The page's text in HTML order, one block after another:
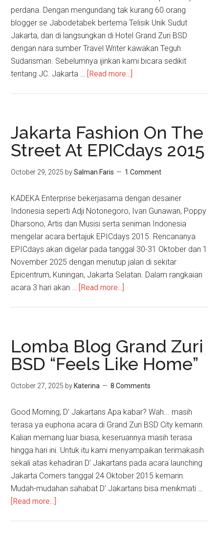
perdana. Dengan mengundang tak kurang 60 orang
blogger se Jabodetabek bertema Telisik Unik Sudut
Jakarta, dan di langsungkan di Hotel Grand Zuri BSD
dengan nara sumber Travel Writer kawakan Teguh
Sudarisman. Sebelumnya ijinkan kami bicara sedikit
tentang JC. Jakarta … [Read more...]
Jakarta Fashion On The
Street At EPICdays 2015
October 29, 2025 bySalman Faris 1 Comment
KADEKA Enterprise bekerjasama dengan desainer
Indonesia seperti Adji Notonegoro, Ivan Gunawan, Poppy
Dharsono, Artis dan Musisi serta seniman Indonesia
mengelar acara bertajuk EPICdays 2015. Rencananya
EPICdays akan digelar pada tanggal 30-31 Oktober dan 1
November 2025 dengan menutup jalan di sekitar
Epicentrum, Kuningan, Jakarta Selatan. Dalam rangkaian
acara 3 hari akan … [Read more...]
Lomba Blog Grand Zuri
BSD “Feels Like Home”
October 27, 2025 by Katerina 8 Comments
Good Morning, D’ Jakartans Apa kabar? Wah... masih
terasa ya euphoria acara di Grand Zuri BSD City kemarin.
Kalian memang luar biasa, keseruannya masih terasa
hingga hari ini. Untuk itu kami menyampaikan terimakasih
sekali atas kehadiran D’ Jakartans pada acara launching
Jakarta Corners tanggal 24 Oktober 2015 kemarin.
Mudah-mudahan sahabat D’ Jakartans bisa menikmati …
[Read more...]